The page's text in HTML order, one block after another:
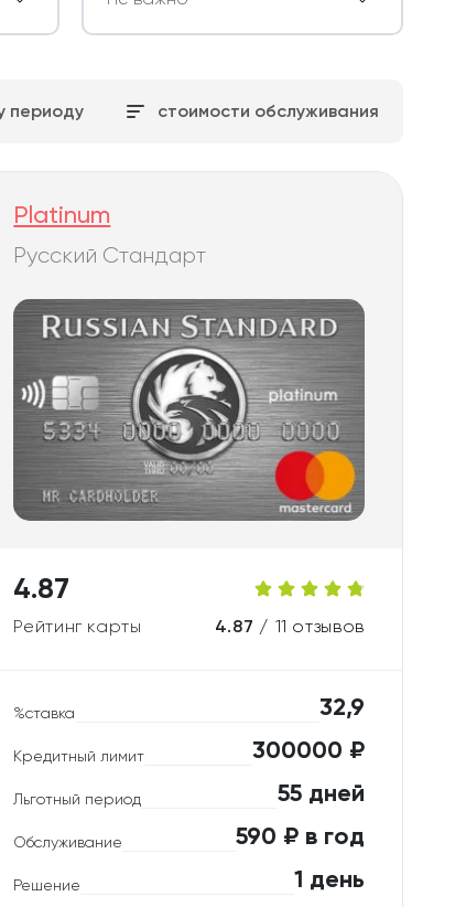
периоду стоимости обслуживания
Platinum
Русский Стандарт
4.87
Рейтинг карты 4.87 / 11 отзывов
%ставка 32,9
Кредитный лимит 300000 ₽
Льготный период 55 дней
Обслуживание 590 ₽ в год
Решение 1 день